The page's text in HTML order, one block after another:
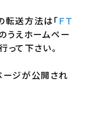
転送方法は「ＦＴ
うえホームペー
て下さい。
ージが公開され